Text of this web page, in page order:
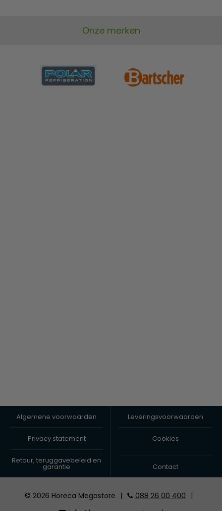
Onze merken
Algemene voorwaarden Leveringsvoorwaarden
Privacy statement Cookies
Retour, teruggavebeleid en
garantie Contact
© 2026 Horeca Megastore | 088 26 00 400
|